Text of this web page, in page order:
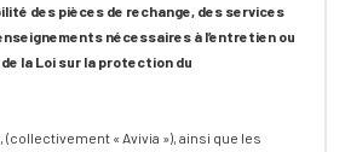
des pièces de rechange, des services
nécessaires à l’entretien ou
la Loi sur la protection du
(collectivement « Avivia »), ainsi que les